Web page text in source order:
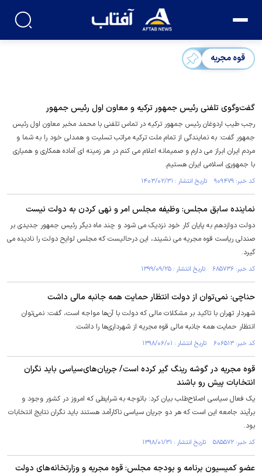
قوه مجریه
گفت‌وگوی تلفنی رئیس جمهور ترکیه و معاون اول رئیس جمهور
رجب طیب اردوغان رئیس جمهور ترکیه در تماس تلفنی با محمد مخبر معاون اول رئیس
جمهور گفت: به‌ نمایندگی از تمام ملت ترکیه مراتب تسلیت و همدلی خود را به شما و
مردم ایران ابراز می دارم و صمیمانه اعلام می کنم در هر زمینه ای آماده همکاری و همیاری
با جمهوری اسلامی ایران هستیم.
کد خبر: ۹۰۹۴۷۹ تاریخ انتشار : ۱۴۰۳/۰۲/۳۱
نماینده سابق مجلس: وظیفه مجلس امر و نهی کردن به دولت نیست
دولت دوازدهم به پایان کار خود نزدیک می شود و چند ماه دیگر رئیس جمهور جدیدی بر
صندلی ریاست قوه مجریه می نشیند، این درحالیست که مجلس لوایح دولت را نادیده می
گیرد.
کد خبر: ۶۸۵۷۳۶ تاریخ انتشار : ۱۳۹۹/۰۹/۲۵
حناچی: نمی‌توان از دولت انتظار حمایت همه جانبه مالی داشت
شهردار تهران با تاکید بر مشکلات مالی که دولت با آن‌ها مواجه است، گفت: نمی‌توان
انتظار حمایت همه جانبه مالی قوه مجریه از شهرداری‌ها را داشت.
کد خبر: ۶۰۶۵۱۳ تاریخ انتشار : ۱۳۹۸/۰۶/۰۱
قوه مجریه در گوشه رینگ گیر کرده است/ جریان‌های‌سیاسی باید نگران
انتخابات پیش رو باشند
یک فعال سیاسی اصلاح‌طلب بیان کرد: باتوجه به شرایطی که امروز در کشور وجود و
برآیند جامعه این است که هر دو جریان سیاسی ناکارآمد هستند باید نگران نتایج انتخابات
بود.
کد خبر: ۵۸۵۵۷۲ تاریخ انتشار : ۱۳۹۸/۰۱/۳۱
عضو کمیسیون برنامه و بودجه مجلس: قوه مجریه و وزارتخانه‌های دولت